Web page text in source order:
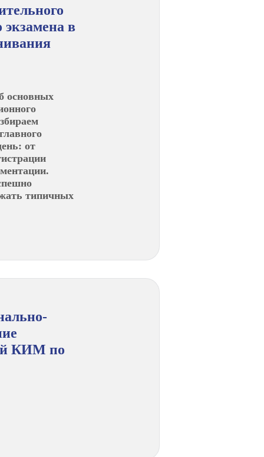
экзамена в
основных
от
типичных
КИМ по